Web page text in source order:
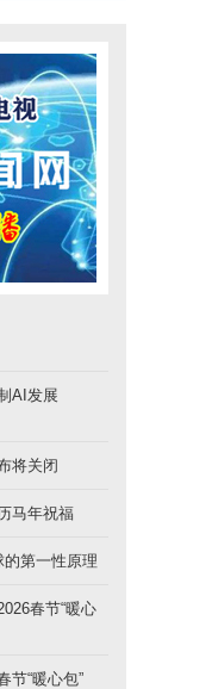
AI发展
将关闭
马年祝福
第一性原理
春节“暖心
节“暖心包”